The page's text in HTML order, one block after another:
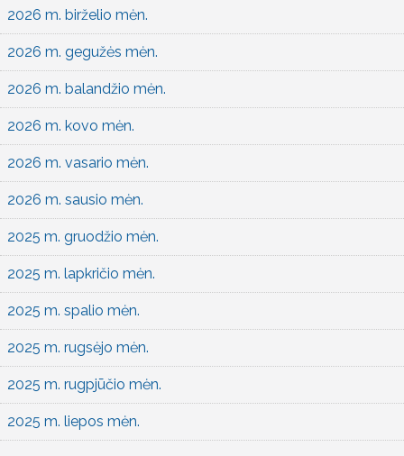
2026 m. birželio mėn.
2026 m. gegužės mėn.
2026 m. balandžio mėn.
2026 m. kovo mėn.
2026 m. vasario mėn.
2026 m. sausio mėn.
2025 m. gruodžio mėn.
2025 m. lapkričio mėn.
2025 m. spalio mėn.
2025 m. rugsėjo mėn.
2025 m. rugpjūčio mėn.
2025 m. liepos mėn.